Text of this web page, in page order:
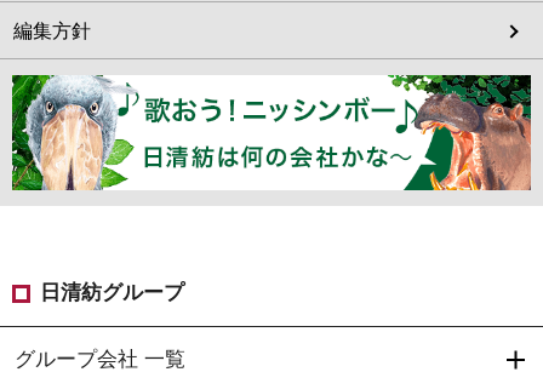
編集方針
日清紡グループ
グループ会社 一覧